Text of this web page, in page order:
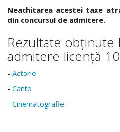
Neachitarea acestei taxe
din concursul de admitere.
Rezultate obținute
admitere licență
- Actorie
- Canto
- Cinematografie